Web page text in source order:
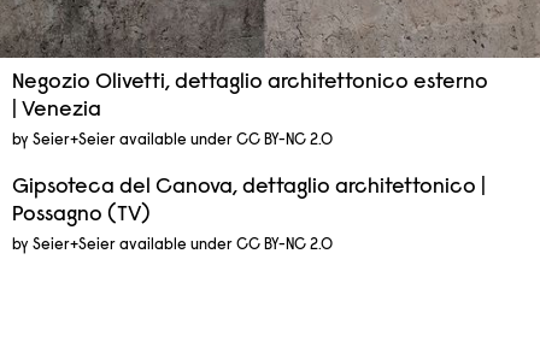
Negozio Olivetti, dettaglio architettonico esterno
| Venezia
by Seier+Seier available under CC BY-NC 2.0
Gipsoteca del Canova, dettaglio architettonico |
Possagno (TV)
by Seier+Seier available under CC BY-NC 2.0